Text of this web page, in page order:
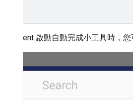
使用 Intent 啟動自動完成小工具時，